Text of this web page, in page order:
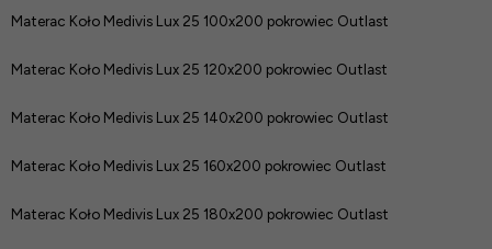
Materac Koło Medivis Lux 25 100x200 pokrowiec Outlast
Materac Koło Medivis Lux 25 120x200 pokrowiec Outlast
Materac Koło Medivis Lux 25 140x200 pokrowiec Outlast
Materac Koło Medivis Lux 25 160x200 pokrowiec Outlast
Materac Koło Medivis Lux 25 180x200 pokrowiec Outlast